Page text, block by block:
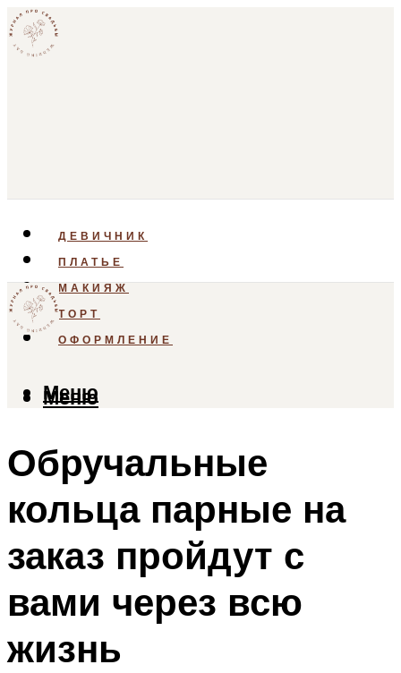
ДЕВИЧНИК
ПЛАТЬЕ
МАКИЯЖ
ТОРТ
ОФОРМЛЕНИЕ
Меню
Меню
Обручальные
кольца парные на
заказ пройдут с
вами через всю
жизнь